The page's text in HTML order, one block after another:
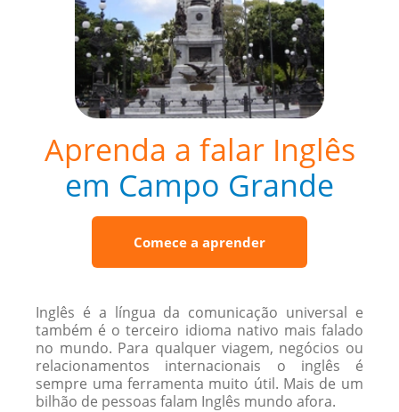
Aprenda a falar Inglês
em Campo Grande
Comece a aprender
Inglês é a língua da comunicação universal e
também é o terceiro idioma nativo mais falado
no mundo. Para qualquer viagem, negócios ou
relacionamentos internacionais o inglês é
sempre uma ferramenta muito útil. Mais de um
bilhão de pessoas falam Inglês mundo afora.